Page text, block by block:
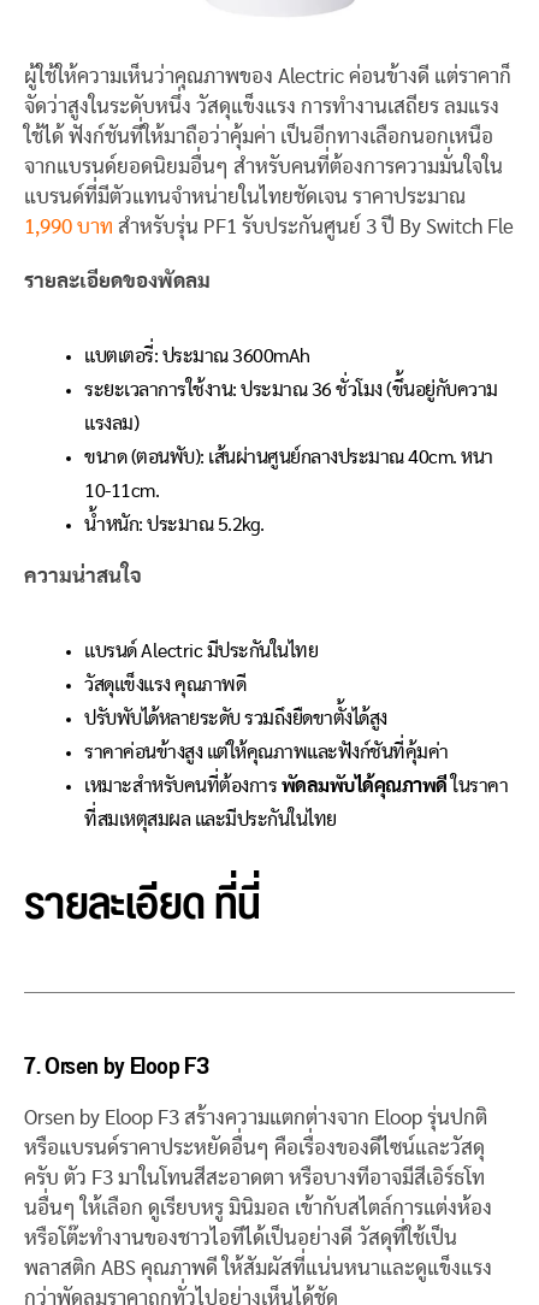
ผู้ใช้ให้ความเห็นว่าคุณภาพของ Alectric ค่อนข้างดี แต่ราคาก็
จัดว่าสูงในระดับหนึ่ง วัสดุแข็งแรง การทำงานเสถียร ลมแรง
ใช้ได้ ฟังก์ชันที่ให้มาถือว่าคุ้มค่า เป็นอีกทางเลือกนอกเหนือ
จากแบรนด์ยอดนิยมอื่นๆ สำหรับคนที่ต้องการความมั่นใจใน
แบรนด์ที่มีตัวแทนจำหน่ายในไทยชัดเจน ราคาประมาณ
1,990 บาท สำหรับรุ่น PF1 รับประกันศูนย์ 3 ปี By Switch Fle
รายละเอียดของพัดลม
แบตเตอรี่: ประมาณ 3600mAh
ระยะเวลาการใช้งาน: ประมาณ 36 ชั่วโมง (ขึ้นอยู่กับความ
แรงลม)
ขนาด (ตอนพับ): เส้นผ่านศูนย์กลางประมาณ 40cm. หนา
10-11cm.
น้ำหนัก: ประมาณ 5.2kg.
ความน่าสนใจ
แบรนด์ Alectric มีประกันในไทย
วัสดุแข็งแรง คุณภาพดี
ปรับพับได้หลายระดับ รวมถึงยืดขาตั้งได้สูง
ราคาค่อนข้างสูง แต่ให้คุณภาพและฟังก์ชันที่คุ้มค่า
เหมาะสำหรับคนที่ต้องการ พัดลมพับได้คุณภาพดี ในราคา
ที่สมเหตุสมผล และมีประกันในไทย
รายละเอียดที่นี่
7.Orsen by Eloop F3
Orsen by Eloop F3 สร้างความแตกต่างจาก Eloop รุ่นปกติ
หรือแบรนด์ราคาประหยัดอื่นๆ คือเรื่องของดีไซน์และวัสดุ
ครับ ตัว F3 มาในโทนสีสะอาดตา หรือบางทีอาจมีสีเอิร์ธโท
นอื่นๆ ให้เลือก ดูเรียบหรู มินิมอล เข้ากับสไตล์การแต่งห้อง
หรือโต๊ะทำงานของชาวไอทีได้เป็นอย่างดี วัสดุที่ใช้เป็น
พลาสติก ABS คุณภาพดี ให้สัมผัสที่แน่นหนาและดูแข็งแรง
กว่าพัดลมราคาถูกทั่วไปอย่างเห็นได้ชัด